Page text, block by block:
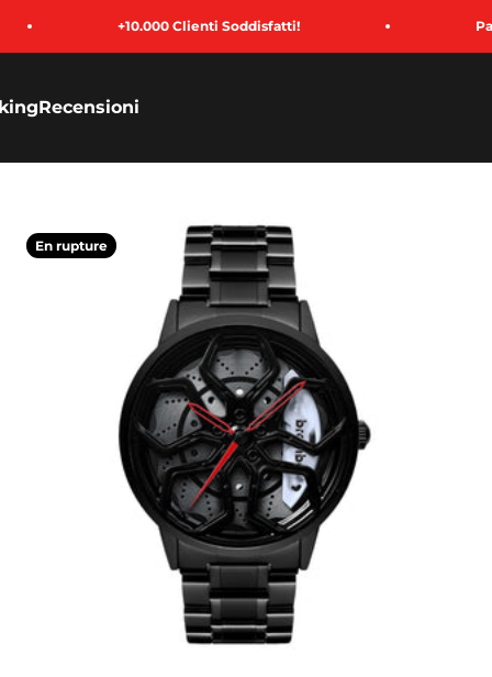
+10.000 Clienti Soddisfatti! Paga in
Recensioni
En rupture